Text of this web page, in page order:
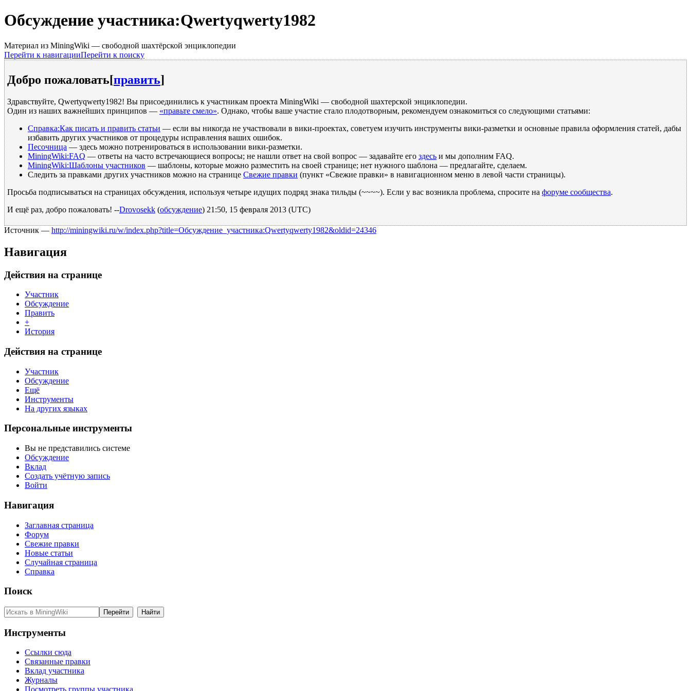
Обсуждение участника:Qwertyqwerty1982
Материал из MiningWiki — свободной шахтёрской энциклопедии
Перейти к навигацииПерейти к поиску
Добро пожаловать[править]
Здравствуйте, Qwertyqwerty1982! Вы присоединились к участникам проекта MiningWiki — свободной шахтерской энциклопедии.
Один из наших важнейших принципов — «правьте смело». Однако, чтобы ваше участие стало плодотворным, рекомендуем ознакомиться со следующими статьями:
Справка:Как писать и править статьи — если вы никогда не участвовали в вики-проектах, советуем изучить инструменты вики-разметки и основные правила оформления статей, дабы
избавить других участников от процедуры исправления ваших ошибок.
Песочница — здесь можно потренироваться в использовании вики-разметки.
MiningWiki:FAQ — ответы на часто встречающиеся вопросы; не нашли ответ на свой вопрос — задавайте его здесь и мы дополним FAQ.
MiningWiki:Шаблоны участников — шаблоны, которые можно разместить на своей странице; нет нужного шаблона — предлагайте, сделаем.
Следить за правками других участников можно на странице Свежие правки (пункт «Свежие правки» в навигационном меню в левой части страницы).
Просьба подписываться на страницах обсуждения, используя четыре идущих подряд знака тильды (~~~~). Если у вас возникла проблема, спросите на форуме сообщества.
И ещё раз, добро пожаловать! --Drovosekk (обсуждение) 21:50, 15 февраля 2013 (UTC)
Источник — http://miningwiki.ru/w/index.php?title=Обсуждение_участника:Qwertyqwerty1982&oldid=24346
Навигация
Действия на странице
Участник
Обсуждение
Править
+
История
Действия на странице
Участник
Обсуждение
Ещё
Инструменты
На других языках
Персональные инструменты
Вы не представились системе
Обсуждение
Вклад
Создать учётную запись
Войти
Навигация
Заглавная страница
Форум
Свежие правки
Новые статьи
Случайная страница
Справка
Поиск
Инструменты
Ссылки сюда
Связанные правки
Вклад участника
Журналы